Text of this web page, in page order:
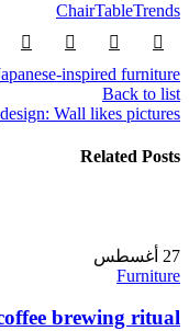
ChairTableTrends
inspired furniture
Back to list
Wall likes pictures
Related Posts
27 أغسطس
Furniture
brewing ritual